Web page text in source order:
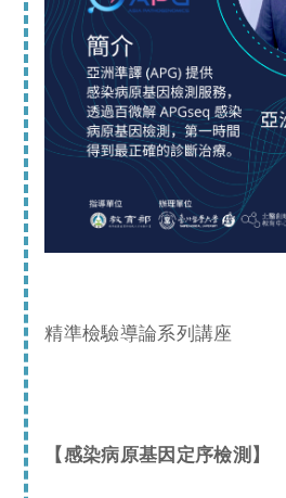
精準檢驗導論系列講座
【感染病原基因定序檢測】